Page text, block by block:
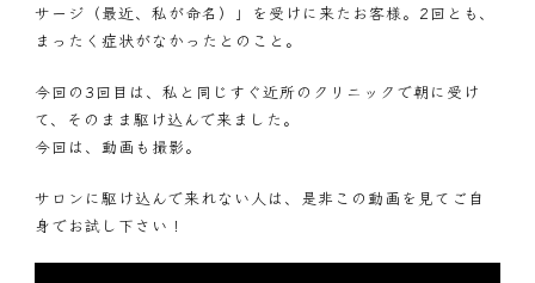
サージ（最近、私が命名）」を受けに来たお客様。2回とも、
まったく症状がなかったとのこと。
今回の3回目は、私と同じすぐ近所のクリニックで朝に受け
て、そのまま駆け込んで来ました。
今回は、動画も撮影。
サロンに駆け込んで来れない人は、是非この動画を見てご自
身でお試し下さい！